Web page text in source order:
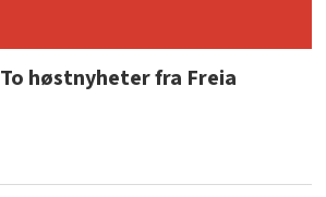
To høstnyheter fra Freia